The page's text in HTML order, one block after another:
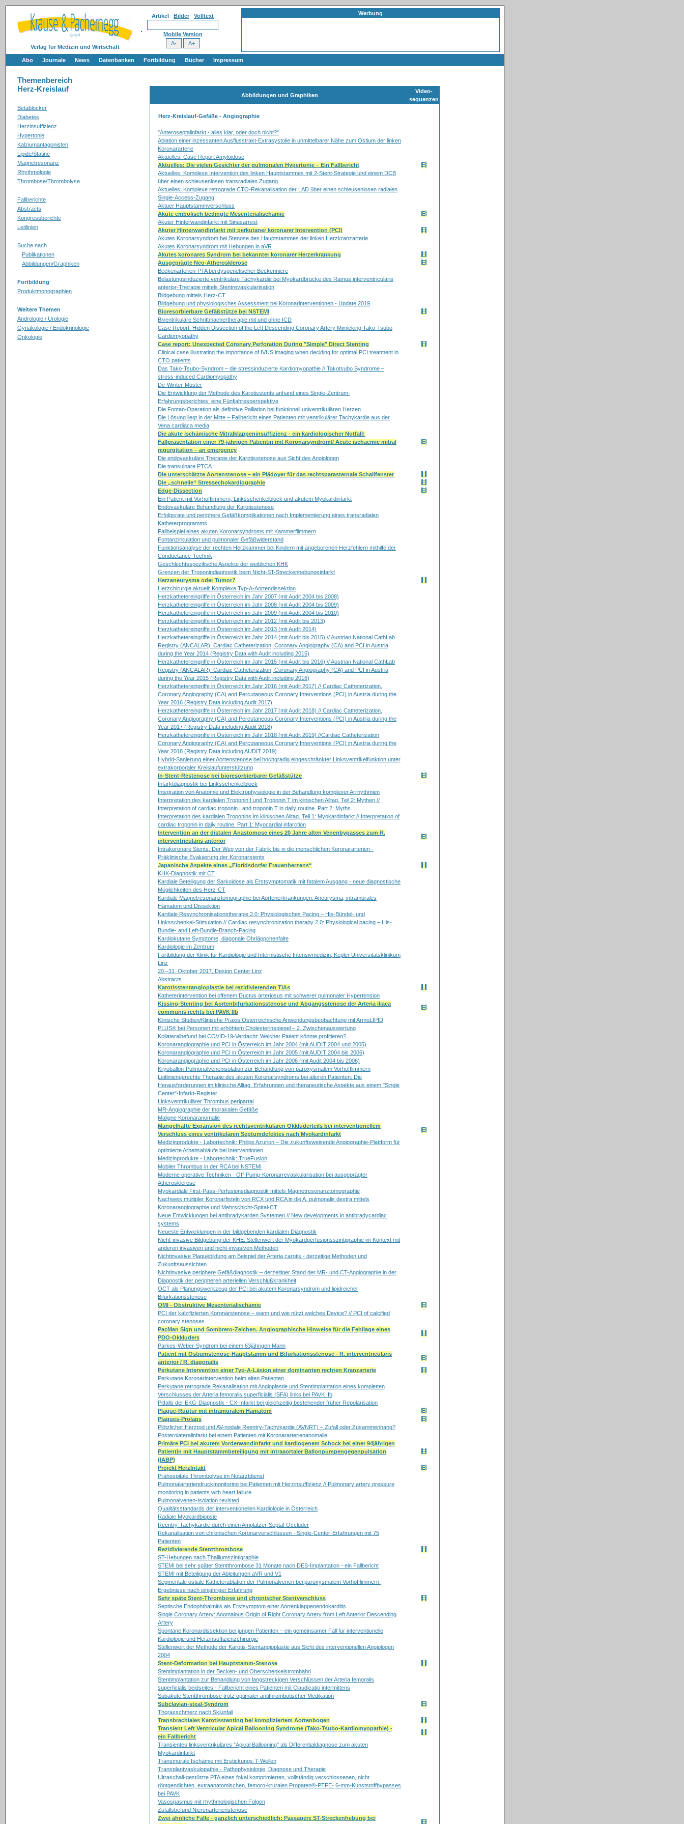
Verlag für Medizin und Wirtschaft
Artikel Bilder Volltext
Mobile Version
Werbung
Abo Journale News Datenbanken Fortbildung Bücher Impressum
Themenbereich
Herz-Kreislauf
Betablocker
Diabetes
Herzinsuffizienz
Hypertonie
Kalziumantagonisten
Lipide/Statine
Magnetresonanz
Rhythmologie
Thrombose/Thrombolyse
Fallberichte
Abstracts
Kongressberichte
Leitlinien
Suche nach
Publikationen
Abbildungen/Graphiken
Fortbildung
Produktmonographien
Weitere Themen
Andrologie / Urologie
Gynäkologie / Endokrinologie
Onkologie
Abbildungen und Graphiken
Video-
sequenzen
Herz-Kreislauf-Gefäße - Angiographie
"Anteroseptalinfarkt - alles klar, oder doch nicht?"
Ablation einer inzessanten Ausflusstrakt-Extrasystolie in unmittelbarer Nähe zum Ostium der linken
Koronararterie
Aktuelles: Case Report Amyloidose
Aktuelles: Die vielen Gesichter der pulmonalen Hypertonie – Ein Fallbericht
Aktuelles: Komplexe Intervention des linken Hauptstammes mit 2-Stent-Strategie und einem DCB
über einen schleusenlosen transradialen Zugang
Aktuelles: Komplexe retrograde CTO-Rekanalisation der LAD über einen schleusenlosen radialen
Single-Access-Zugang
Aktuer Hauptstammverschluss
Akute embolisch bedingte Mesenterialischämie
Akuter Hinterwandinfarkt mit Sinusarrest
Akuter Hinterwandinfarkt mit perkutaner koronarer Intervention (PCI)
Akutes Koronarsyndrom bei Stenose des Hauptstammes der linken Herzkranzarterie
Akutes Koronarsyndrom mit Hebungen in aVR
Akutes koronares Syndrom bei bekannter koronarer Herzerkrankung
Ausgeprägte Neo-Atherosklerose
Beckenarterien-PTA bei dysgenetischer Beckenniere
Belastungsinduzierte ventrikuläre Tachykardie bei Myokardbrücke des Ramus interventricularis
anterior-Therapie mittels Stentrevaskularisation
Bildgebung mittels Herz-CT
Bildgebung und physiologisches Assessment bei Koronarinterventionen - Update 2019
Bioresorbierbare Gefäßstütze bei NSTEMI
Biventrikuläre Schrittmachertherapie mit und ohne ICD
Case Report: Hidden Dissection of the Left Descending Coronary Artery Mimicking Tako-Tsubo
Cardiomyopathy
Case report: Unexpected Coronary Perforation During "Simple" Direct Stenting
Clinical case illustrating the importance of IVUS imaging when deciding for optimal PCI treatment in
CTO patients
Das Tako-Tsubo-Syndrom – die stressinduzierte Kardiomyopathie // Takotsubo Syndrome –
stress-induced Cardiomyopathy
De-Winter-Muster
Die Entwicklung der Methode des Karotisstents anhand eines Single-Zentrum-
Erfahrungsberichtes: eine Fünfjahresperspektive
Die Fontan-Operation als definitive Palliation bei funktionell univentrikulären Herzen
Die Lösung liegt in der Mitte – Fallbericht eines Patienten mit ventrikulärer Tachykardie aus der
Vena cardiaca media
Die akute ischämische Mitralklappeninsuffizienz - ein kardiologischer Notfall:
Fallpräsentation einer 79-jährigen Patientin mit Koronarsyndrom// Acute ischaemic mitral
regurgitation – an emergency
Die endovaskuläre Therapie der Karotisstenose aus Sicht des Angiologen
Die transulnare PTCA
Die unterschätzte Aortenstenose – ein Plädoyer für das rechtsparasternale Schallfenster
Die „schnelle“ Stressechokardiographie
Edge-Dissection
Ein Patient mit Vorhofflimmern, Linksschenkelblock und akutem Myokardinfarkt
Endovaskuläre Behandlung der Karotisstenose
Erfolgsrate und periphere Gefäßkomplikationen nach Implementierung eines transradialen
Katheterprogramms
Fallbeispiel eines akuten Koronarsyndroms mit Kammerflimmern
Fontanzirkulation und pulmonaler Gefäßwiderstand
Funktionsanalyse der rechten Herzkammer bei Kindern mit angeborenen Herzfehlern mithilfe der
Conductance-Technik
Geschlechtsspezifische Aspekte der weiblichen KHK
Grenzen der Troponindiagnostik beim Nicht-ST-Streckenhebungsinfarkt
Herzaneurysma oder Tumor?
Herzchirurgie aktuell: Komplexe Typ-A-Aortendissektion
Herzkathetereingriffe in Österreich im Jahr 2007 (mit Audit 2004 bis 2008)
Herzkathetereingriffe in Österreich im Jahr 2008 (mit Audit 2004 bis 2009)
Herzkathetereingriffe in Österreich im Jahr 2009 (mit Audit 2004 bis 2010)
Herzkathetereingriffe in Österreich im Jahr 2012 (mit Audit bis 2013)
Herzkathetereingriffe in Österreich im Jahr 2013 (mit Audit 2014)
Herzkathetereingriffe in Österreich im Jahr 2014 (mit Audit bis 2015) // Austrian National CathLab
Registry (ANCALAR): Cardiac Catheterization, Coronary Angiography (CA) and PCI in Austria
during the Year 2014 (Registry Data with Audit including 2015)
Herzkathetereingriffe in Österreich im Jahr 2015 (mit Audit bis 2016) // Austrian National CathLab
Registry (ANCALAR): Cardiac Catheterization, Coronary Angiography (CA) and PCI in Austria
during the Year 2015 (Registry Data with Audit including 2016)
Herzkathetereingriffe in Österreich im Jahr 2016 (mit Audit 2017) // Cardiac Catheterization,
Coronary Angiography (CA) and Percutaneous Coronary Interventions (PCI) in Austria during the
Year 2016 (Registry Data including Audit 2017)
Herzkathetereingriffe in Österreich im Jahr 2017 (mit Audit 2018) // Cardiac Catheterization,
Coronary Angiography (CA) and Percutaneous Coronary Interventions (PCI) in Austria during the
Year 2017 (Registry Data including Audit 2018)
Herzkathetereingriffe in Österreich im Jahr 2018 (mit Audit 2019) //Cardiac Catheterization,
Coronary Angiography (CA) and Percutaneous Coronary Interventions (PCI) in Austria during the
Year 2018 (Registry Data including AUDIT 2019)
Hybrid-Sanierung einer Aortenstenose bei hochgradig eingeschränkter Linksventrikelfunktion unter
extrakorporaler Kreislaufunterstützung
In-Stent-Restenose bei bioresorbierbarer Gefäßstütze
Infarktdiagnostik bei Linksschenkelblock
Integration von Anatomie und Elektrophysiologie in der Behandlung komplexer Arrhythmien
Interpretation des kardialen Troponin I und Troponin T im klinischen Alltag. Teil 2: Mythen //
Interpretation of cardiac troponin I and troponin T in daily routine. Part 2: Myths.
Interpretation des kardialen Troponins im klinischen Alltag. Teil 1: Myokardinfarkt // Interpretation of
cardiac troponin in daily routine. Part 1: Myocardial infarction
Intervention an der distalen Anastomose eines 20 Jahre alten Venenbypasses zum R.
interventricularis anterior
Intrakoronare Stents: Der Weg von der Fabrik bis in die menschlichen Koronararterien -
Präklinische Evaluierung der Koronarstents
Japanische Aspekte eines „Floridsdorfer Frauenherzens“
KHK-Diagnostik mit CT
Kardiale Beteiligung der Sarkoidose als Erstsymptomatik mit fatalem Ausgang - neue diagnostische
Möglichkeiten des Herz-CT
Kardiale Magnetresonanztomographie bei Aortenerkrankungen: Aneurysma, intramurales
Hämatom und Dissektion
Kardiale Resynchronisationstherapie 2.0: Physiologisches Pacing – His-Bündel- und
Linksschenkel-Stimulation // Cardiac resynchronization therapy 2.0: Physiological pacing – His-
Bundle- and Left-Bundle-Branch-Pacing
Kardiokutane Symptome, diagonale Ohrläppchenfalte
Kardiologie im Zentrum
Fortbildung der Klinik für Kardiologie und Internistische Intensivmedizin, Kepler Universitätsklinikum
Linz
20.–31. Oktober 2017, Design Center Linz
Abstracts
Karotisstentangioplastie bei rezidivierenden TIAs
Katheterintervention bei offenem Ductus arteriosus mit schwerer pulmonaler Hypertension
Kissing-Stenting bei Aortenbifurkationsstenose und Abgangsstenose der Arteria iliaca
communis rechts bei PAVK IIb
Klinische Studien/Klinische Praxis Österreichische Anwendungsbeobachtung mit ArmoLIPID
PLUS® bei Personen mit erhöhtem Cholesterinspiegel – 2. Zwischenauswertung
Kollateralbefund bei COVID-19-Verdacht: Welcher Patient könnte profitieren?
Koronarangiographie und PCI in Österreich im Jahr 2004 (mit AUDIT 2004 und 2005)
Koronarangiographie und PCI in Österreich im Jahr 2005 (mit AUDIT 2004 bis 2006)
Koronarangiographie und PCI in Österreich im Jahr 2006 (mit Audit 2004 bis 2006)
Kryoballon-Pulmonalvenenisolation zur Behandlung von paroxysmalem Vorhofflimmern
Leitliniengerechte Therapie des akuten Koronarsyndroms bei älteren Patienten: Die
Herausforderungen im klinische Alltag. Erfahrungen und therapeutische Aspekte aus einem "Single
Center"-Infarkt-Register
Linksventrikulärer Thrombus peripartal
MR-Angiographie der thorakalen Gefäße
Maligne Koronaranomalie
Mangelhafte Expansion des rechtsventrikulären Okkluderteils bei interventionellem
Verschluss eines ventrikulären Septumdefektes nach Myokardinfarkt
Medizinprodukte - Labortechnik: Philips Azurion – Die zukunftsweisende ­Angiographie-Plattform für
optimierte Arbeits­abläufe bei Interventionen
Medizinprodukte - Labortechnik: TrueFusion
Mobiler Thrombus in der RCA bei NSTEMI
Moderne operative Techniken - Off-Pump-Koronarrevaskularisation bei ausgeprägter
Atherosklerose
Myokardiale First-Pass-Perfusionsdiagnostik mittels Magnetresonanztomographie
Nachweis multipler Koronarfisteln von RCX und RCA in die A. pulmonalis dextra mittels
Koronarangiographie und Mehrschicht-Spiral-CT
Neue Entwicklungen bei antibradykarden Systemen // New developments in antibradycardiac
systems
Neueste Entwicklungen in der bildgebenden kardialen Diagnostik
Nicht-invasive Bildgebung der KHE: Stellenwert der Myokardperfusionsszintigraphie im Kontext mit
anderen invasiven und nicht-invasiven Methoden
Nichtinvasive Plaquebildung am Beispiel der Arteria carotis - derzeitige Methoden und
Zukunftsaussichten
Nichtinvasive periphere Gefäßdiagnostik – derzeitiger Stand der MR- und CT-Angiographie in der
Diagnostik der peripheren arteriellen Verschlußkrankheit
OCT als Planungswerkzeug der PCI bei akutem Koronarsyndrom und lipidreicher
Bifurkationsstenose
OMI - Obstruktive Mesenterialischämie
PCI der kalzifizierten Koronarstenose – wann und wie nützt welches Device? // PCI of calcified
coronary stenoses
PacMan Sign und Sombrero-Zeichen. Angiographische Hinweise für die Fehllage eines
PDO-Okkluders
Parkes-Weber-Syndrom bei einem 63jährigen Mann
Patient mit Ostiumstenose-Hauptstamm und Bifurkationsstenose - R. interventricularis
anterior / R. diagonalis
Perkutane Intervention einer Typ-A-Läsion einer dominanten rechten Kranzarterie
Perkutane Koronarintervention beim alten Patienten
Perkutane retrograde Rekanalisation mit Angioplastie und Stentimplantation eines kompletten
Verschlusses der Arteria femoralis superficialis (SFA) links bei PAVK IIb
Pitfalls der EKG-Diagnostik - CX-Infarkt bei gleichzeitig bestehender früher Repolarisation
Plaque-Ruptur mit intramuralem Hämatom
Plaques-Prolaps
Plötzlicher Herztod und AV-nodale Reentry-Tachykardie (AVNRT) – Zufall oder Zusammenhang?
Posterolateralinfarkt bei einem Patienten mit Koronararterienanomalie
Primäre PCI bei akutem Vorderwandinfarkt und kardiogenem Schock bei einer 94jährigen
Patientin mit Hauptstammbeteiligung mit intraaortaler Ballonpumpengegenpulsation
(IABP)
Projekt HerzIntakt
Prähospitale Thrombolyse im Notarztdienst
Pulmonalarteriendruckmonitoring bei Patienten mit Herzinsuffizienz // Pulmonary artery pressure
monitoring in patients with heart failure
Pulmonalvenen-Isolation revisted
Qualitätsstandards der interventionellen Kardiologie in Österreich
Radiale Myokardbiopsie
Reentry-Tachykardie durch einen Amplatzer-Septal-Occluder
Rekanalisation von chronischen Koronarverschlüssen - Single-Center-Erfahrungen mit 75
Patienten
Rezidivierende Stentthrombose
ST-Hebungen nach Thalliumszintigraphie
STEMI bei sehr später Stentthrombose 31 Monate nach DES-Implantation - ein Fallbericht
STEMI mit Beteiligung der Ableitungen aVR und V1
Segmentale ostiale Katheterablation der Pulmonalvenen bei paroxysmalem Vorhofflimmern:
Ergebnisse nach einjähriger Erfahrung
Sehr späte Stent-Thrombose und chronischer Stentverschluss
Septische Endophthalmitis als Erstsymptom einer Aortenklappenendokarditis
Single Coronary Artery: Anomalous Origin of Right Coronary Artery from Left Anterior Descending
Artery
Spontane Koronardissektion bei jungen Patienten – ein gemeinsamer Fall für interventionelle
Kardiologie und Herzinsuffizienzchirurgie
Stellenwert der Methode der Karotis-Stentangioplastie aus Sicht des interventionellen Angiologen
2004
Stent-Deformation bei Hauptstamm-Stenose
Stentimplantation in der Becken- und Oberschenkelstrombahn
Stentimplantation zur Behandlung von langstreckigen Verschlüssen der Arteria femoralis
superficialis beidseites - Fallbericht eines Patienten mit Claudicatio intermittens
Subakute Stentthrombose trotz optimaler antithrombotischer Medikation
Subclavian-steal-Syndrom
Thoraxschmerz nach Skiunfall
Transbrachiales Karotisstenting bei kompliziertem Aortenbogen
Transient Left Ventricular Apical Ballooning Syndrome (Tako-Tsubo-Kardiomyopathie) -
ein Fallbericht
Transientes linksventrikuläres "Apical Ballooning" als Differentialdiagnose zum akuten
Myokardinfarkt
Transmurale Ischämie mit Erstickungs-T-Wellen
Transplantvaskulopathie - Pathophysiologie, Diagnose und Therapie
Ultraschall-gestützte PTA eines fokal komprimierten, vollständig verschlossenen, nicht
röntgendichten, extraanatomischen, femoro-kruralen Propaten®-PTFE- 6-mm-Kunststoffbypasses
bei PAVK
Vasospasmus mit rhythmologischen Folgen
Zufallsbefund Nierenarterienstenose
Zwei ähnliche Fälle - gänzlich unterschiedlich: Passagere ST-Streckenhebung bei